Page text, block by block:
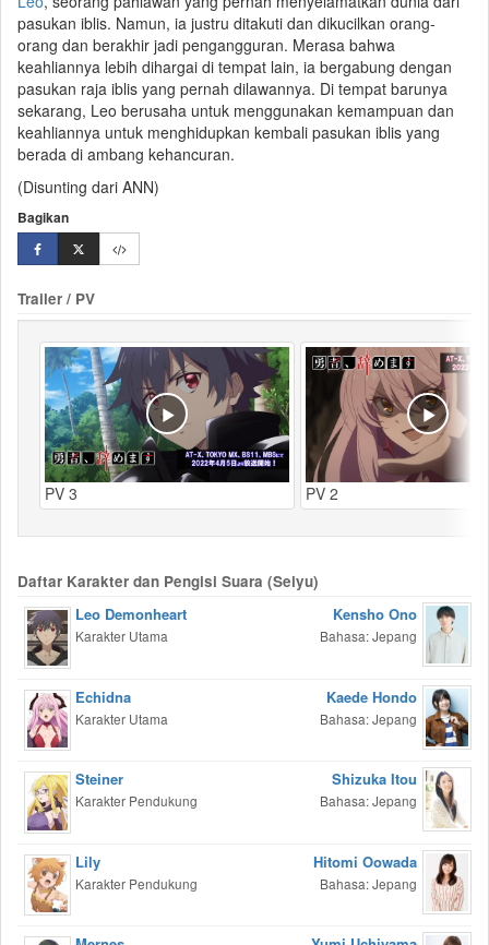
pasukan iblis. Namun, ia justru ditakuti dan dikucilkan orang-
orang dan berakhir jadi pengangguran. Merasa bahwa
keahliannya lebih dihargai di tempat lain, ia bergabung dengan
pasukan raja iblis yang pernah dilawannya. Di tempat barunya
sekarang, Leo berusaha untuk menggunakan kemampuan dan
keahliannya untuk menghidupkan kembali pasukan iblis yang
berada di ambang kehancuran.
(Disunting dari ANN)
Bagikan
Trailer / PV
PV 3 PV 2
Daftar Karakter dan Pengisi Suara (Seiyu)
Leo Demonheart
Karakter Utama
Kensho Ono
Bahasa: Jepang
Echidna
Karakter Utama
Kaede Hondo
Bahasa: Jepang
Steiner
Karakter Pendukung
Shizuka Itou
Bahasa: Jepang
Lily
Karakter Pendukung
Hitomi Oowada
Bahasa: Jepang